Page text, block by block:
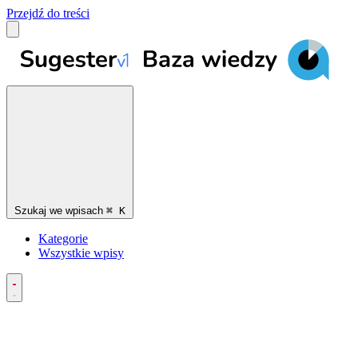
Przejdź do treści
Szukaj we wpisach ⌘ K
Kategorie
Wszystkie wpisy